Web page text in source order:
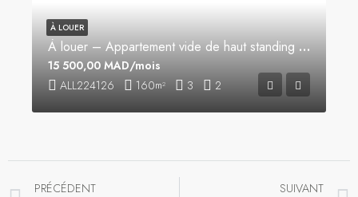
À louer – Appartement vide de haut standing à Iberia, Tanger
ALL224126 160m² 3 2
15 500,00 MAD/mois
À LOUER
PRÉCÉDENT SUIVANT